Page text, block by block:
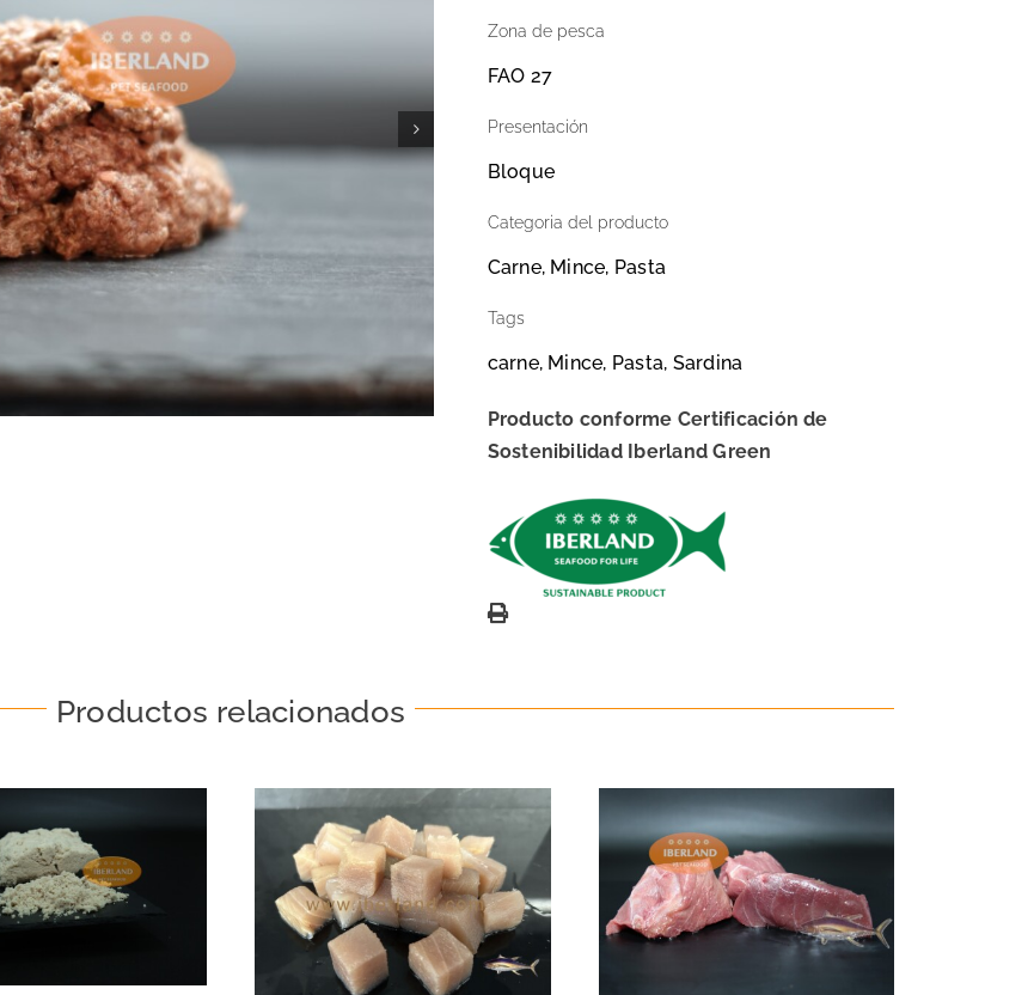
Zona de pesca
FAO 27
Presentación
Bloque
Categoria del producto
Carne, Mince, Pasta
Tags
carne, Mince, Pasta, Sardina
Producto conforme Certificación de
Sostenibilidad Iberland Green
Productos relacionados